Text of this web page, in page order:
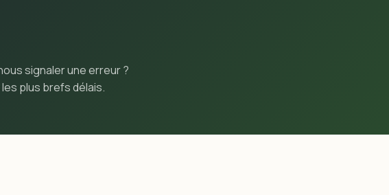
signaler une erreur ?
plus brefs délais.